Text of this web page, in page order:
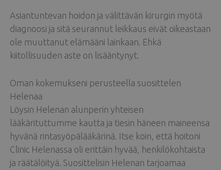
Asiantuntevan hoidon ja välittävän kirurgin myötä
diagnoosi ja sitä seurannut leikkaus eivät oikeastaan
ole muuttanut elämääni lainkaan. Ehkä
kiitollisuuden aste on lisääntynyt.
Oman kokemukseni perusteella suosittelen
Helenaa
Löysin Helenan alunperin yhteisen
lääkärituttumme kautta ja tiesin häneen maineensa
hyvänä rintasyöpälääkärinä. Itse koin, että hoitoni
Clinic Helenassa oli erittäin hyvää, henkilökohtaista
ja räätälöityä. Suosittelisin Helenan tarjoamaa